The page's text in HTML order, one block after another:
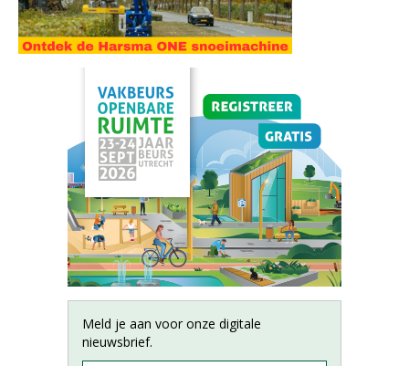
Meld je aan voor onze digitale
nieuwsbrief.